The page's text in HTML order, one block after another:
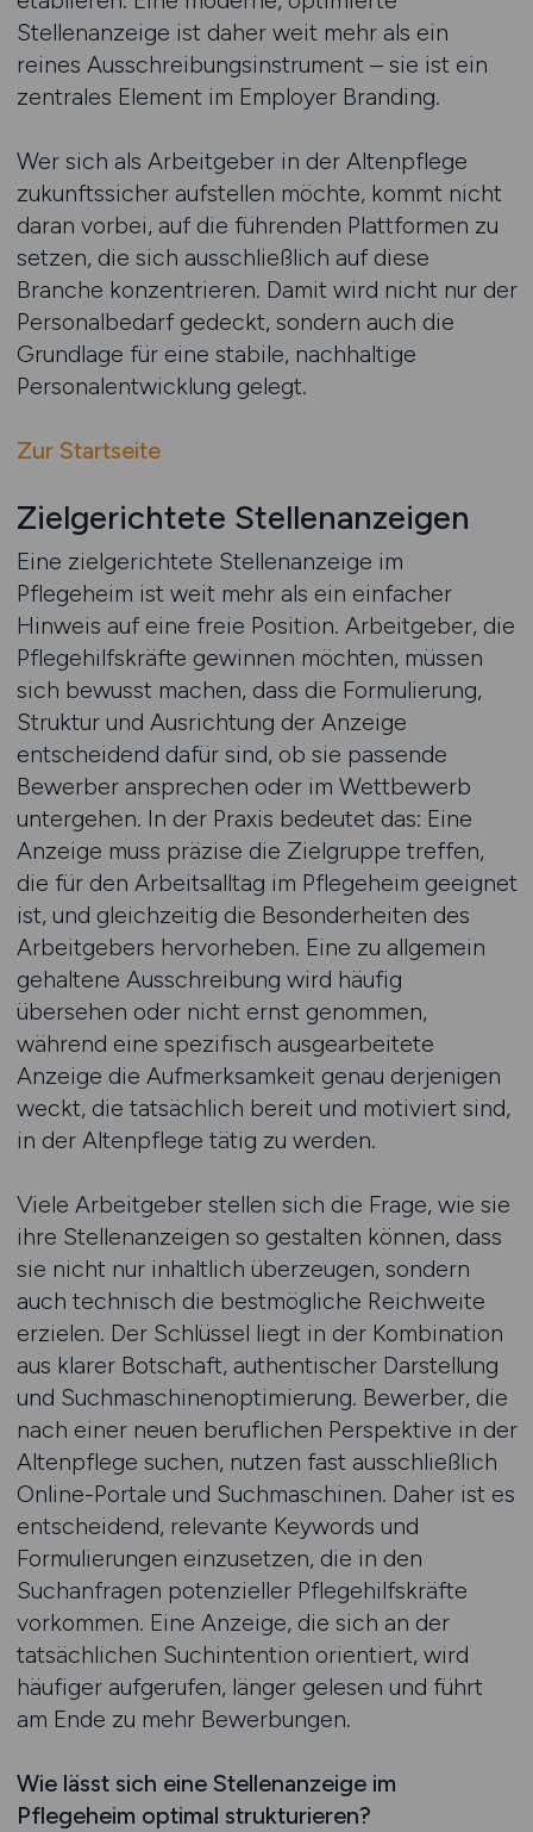
Stellenanzeige ist daher weit mehr als ein
reines Ausschreibungsinstrument – sie ist ein
zentrales Element im Employer Branding.
Wer sich als Arbeitgeber in der Altenpflege
zukunftssicher aufstellen möchte, kommt nicht
daran vorbei, auf die führenden Plattformen zu
setzen, die sich ausschließlich auf diese
Branche konzentrieren. Damit wird nicht nur der
Personalbedarf gedeckt, sondern auch die
Grundlage für eine stabile, nachhaltige
Personalentwicklung gelegt.
Zur Startseite
Zielgerichtete Stellenanzeigen
Eine zielgerichtete Stellenanzeige im
Pflegeheim ist weit mehr als ein einfacher
Hinweis auf eine freie Position. Arbeitgeber, die
Pflegehilfskräfte gewinnen möchten, müssen
sich bewusst machen, dass die Formulierung,
Struktur und Ausrichtung der Anzeige
entscheidend dafür sind, ob sie passende
Bewerber ansprechen oder im Wettbewerb
untergehen. In der Praxis bedeutet das: Eine
Anzeige muss präzise die Zielgruppe treffen,
die für den Arbeitsalltag im Pflegeheim geeignet
ist, und gleichzeitig die Besonderheiten des
Arbeitgebers hervorheben. Eine zu allgemein
gehaltene Ausschreibung wird häufig
übersehen oder nicht ernst genommen,
während eine spezifisch ausgearbeitete
Anzeige die Aufmerksamkeit genau derjenigen
weckt, die tatsächlich bereit und motiviert sind,
in der Altenpflege tätig zu werden.
Viele Arbeitgeber stellen sich die Frage, wie sie
ihre Stellenanzeigen so gestalten können, dass
sie nicht nur inhaltlich überzeugen, sondern
auch technisch die bestmögliche Reichweite
erzielen. Der Schlüssel liegt in der Kombination
aus klarer Botschaft, authentischer Darstellung
und Suchmaschinenoptimierung. Bewerber, die
nach einer neuen beruflichen Perspektive in der
Altenpflege suchen, nutzen fast ausschließlich
Online-Portale und Suchmaschinen. Daher ist es
entscheidend, relevante Keywords und
Formulierungen einzusetzen, die in den
Suchanfragen potenzieller Pflegehilfskräfte
vorkommen. Eine Anzeige, die sich an der
tatsächlichen Suchintention orientiert, wird
häufiger aufgerufen, länger gelesen und führt
am Ende zu mehr Bewerbungen.
Wie lässt sich eine Stellenanzeige im
Pflegeheim optimal strukturieren?